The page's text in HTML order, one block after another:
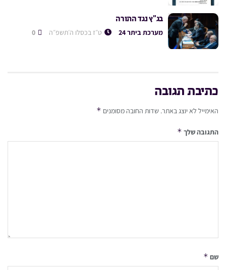
בג”ץ נגד התורה
מערכת ביתר 24 ט״ז בכסלו ה׳תשפ״ה
כתיבת תגובה
האימייל לא יוצג באתר. שדות החובה מסומנים *
התגובה שלך *
שם *